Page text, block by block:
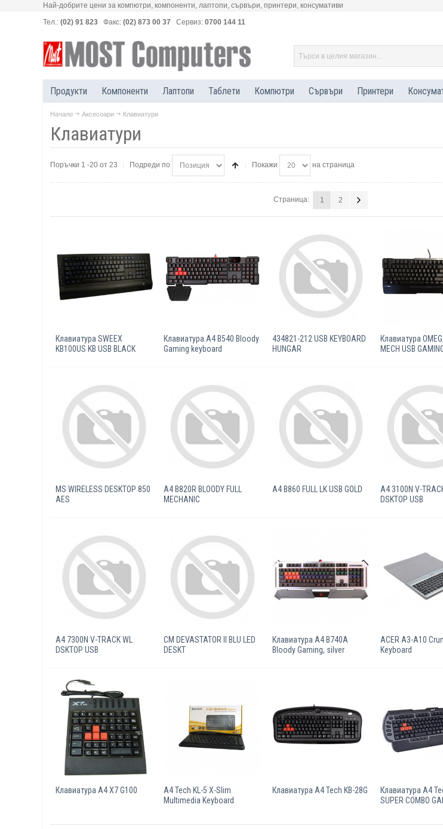
Най-добрите цени за компютри, компоненти, лаптопи, сървъри, принтери, консумативи
Тел.: (02) 91 823 Факс: (02) 873 00 37 Сервиз: 0700 144 11
Продукти Компоненти Лаптопи Таблети Компютри Сървъри Принтери
Начало Аксесоари Клавиатури
Клавиатури
Поръчки 1 -20 от 23 Подреди по Покажи на страница
Страница: 1 2
Клавиатура SWEEX
KB100US KB USB BLACK
Клавиатура A4 B540 Bloody
Gaming keyboard
434821-212 USB KEYBOARD
HUNGAR
Клавиатура
MECH USB
MS WIRELESS DESKTOP 850
AES
A4 B820R BLOODY FULL
MECHANIC
A4 B860 FULL LK USB GOLD
A4 3100N V-
DSKTOP USB
A4 7300N V-TRACK WL
DSKTOP USB
CM DEVASTATOR II BLU LED
DESKT
Клавиатура A4 B740A
Bloody Gaming, silver
ACER A3-A10
Keyboard
Клавиатура A4 X7 G100
A4 Tech KL-5 X-Slim
Multimedia Keyboard
Клавиатура A4 Tech KB-28G
Клавиатура A4
SUPER COMBO